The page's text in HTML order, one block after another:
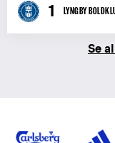
1 LYNGBY
Se